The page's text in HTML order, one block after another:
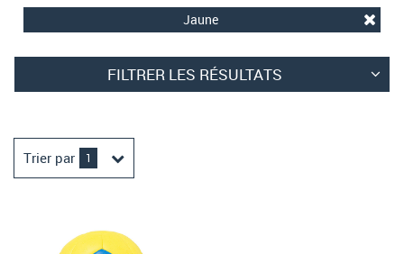
Jaune
FILTRER LES RÉSULTATS
Trier par 1